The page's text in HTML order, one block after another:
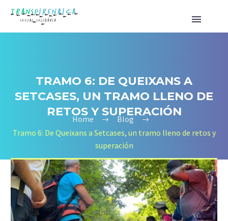
TRAMO 6: DE QUEIXANS A
SETCASES, UN TRAMO LLENO DE
RETOS Y SUPERACIÓN
Home
Blog
Tramo 6: De Queixans a Setcases, un tramo lleno de retos y
superación